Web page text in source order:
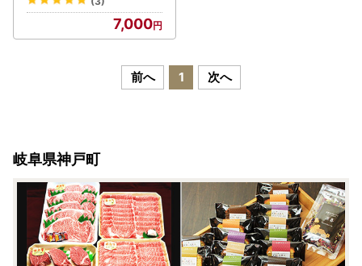
】【1051936】
7,000
前へ 1 次へ
岐阜県神戸町